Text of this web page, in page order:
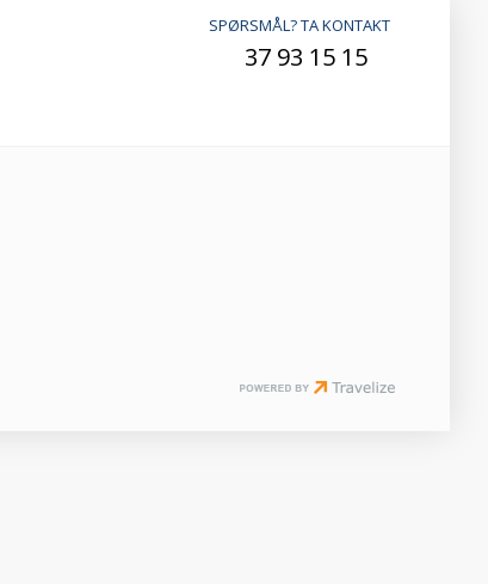
SPØRSMÅL? TA KONTAKT
37 93 15 15